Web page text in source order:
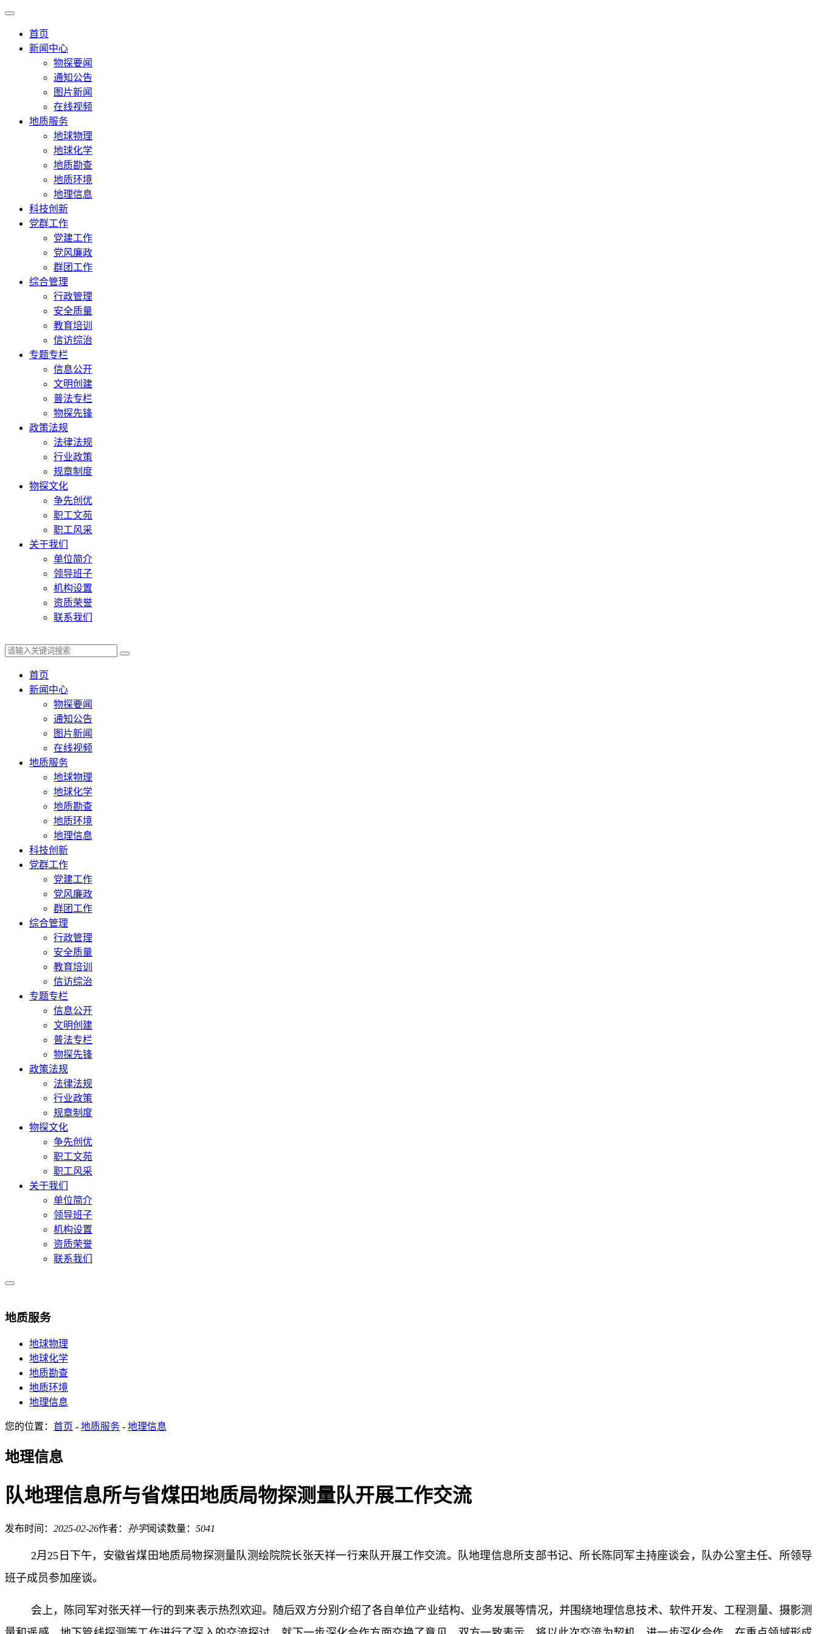
首页
新闻中心
物探要闻
通知公告
图片新闻
在线视频
地质服务
地球物理
地球化学
地质勘查
地质环境
地理信息
科技创新
党群工作
党建工作
党风廉政
群团工作
综合管理
行政管理
安全质量
教育培训
信访综治
专题专栏
信息公开
文明创建
普法专栏
物探先锋
政策法规
法律法规
行业政策
规章制度
物探文化
争先创优
职工文苑
职工风采
关于我们
单位简介
领导班子
机构设置
资质荣誉
联系我们
首页
新闻中心
物探要闻
通知公告
图片新闻
在线视频
地质服务
地球物理
地球化学
地质勘查
地质环境
地理信息
科技创新
党群工作
党建工作
党风廉政
群团工作
综合管理
行政管理
安全质量
教育培训
信访综治
专题专栏
信息公开
文明创建
普法专栏
物探先锋
政策法规
法律法规
行业政策
规章制度
物探文化
争先创优
职工文苑
职工风采
关于我们
单位简介
领导班子
机构设置
资质荣誉
联系我们
地质服务
地球物理
地球化学
地质勘查
地质环境
地理信息
您的位置： 首页 - 地质服务 - 地理信息
地理信息
队地理信息所与省煤田地质局物探测量队开展工作交流
发布时间： 2025-02-26作者： 孙宇阅读数量： 5041
2月25日下午，安徽省煤田地质局物探测量队测绘院院长张天祥一行来队开展工作交流。队地理信息所支部书记、所长陈同军主持座谈会，队办公室主任、所领导
班子成员参加座谈。
会上，陈同军对张天祥一行的到来表示热烈欢迎。随后双方分别介绍了各自单位产业结构、业务发展等情况，并围绕地理信息技术、软件开发、工程测量、摄影测